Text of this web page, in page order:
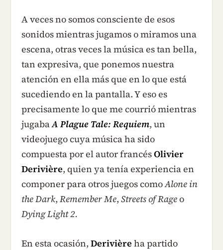
A veces no somos consciente de esos
sonidos mientras jugamos o miramos una
escena, otras veces la música es tan bella,
tan expresiva, que ponemos nuestra
atención en ella más que en lo que está
sucediendo en la pantalla. Y eso es
precisamente lo que me courrió mientras
jugabaA Plague Tale: Requiem, un
videojuego cuya música ha sido
compuesta por el autor francésOlivier
Derivière, quien ya tenía experiencia en
componer para otros juegos comoAlone in
the Dark, Remember Me, Streets of Rageo
Dying Light 2.
En esta ocasión, Derivière ha partido